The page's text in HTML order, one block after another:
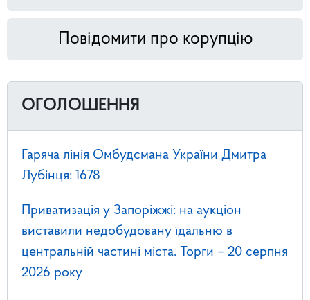
Повідомити про корупцію
ОГОЛОШЕННЯ
Гаряча лінія Омбудсмана України Дмитра
Лубінця: 1678
Приватизація у Запоріжжі: на аукціон
виставили недобудовану їдальню в
центральній частині міста. Торги – 20 серпня
2026 року